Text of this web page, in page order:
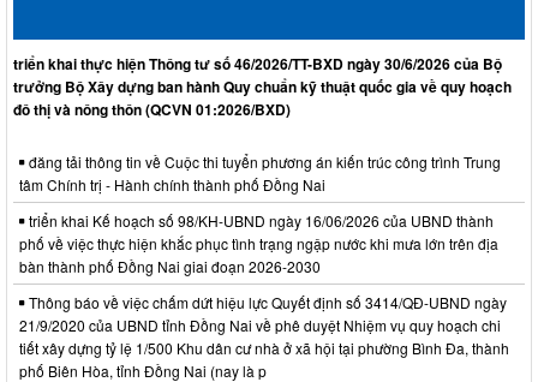
triển khai thực hiện Thông tư số 46/2026/TT-BXD ngày 30/6/2026 của Bộ
trưởng Bộ Xây dựng ban hành Quy chuẩn kỹ thuật quốc gia về quy hoạch
đô thị và nông thôn (QCVN 01:2026/BXD)
đăng tải thông tin về Cuộc thi tuyển phương án kiến trúc công trình Trung
tâm Chính trị - Hành chính thành phố Đồng Nai
triển khai Kế hoạch số 98/KH-UBND ngày 16/06/2026 của UBND thành
phố về việc thực hiện khắc phục tình trạng ngập nước khi mưa lớn trên địa
bàn thành phố Đồng Nai giai đoạn 2026-2030
Thông báo về việc chấm dứt hiệu lực Quyết định số 3414/QĐ-UBND ngày
21/9/2020 của UBND tỉnh Đồng Nai về phê duyệt Nhiệm vụ quy hoạch chi
tiết xây dựng tỷ lệ 1/500 Khu dân cư nhà ở xã hội tại phường Bình Đa, thành
phố Biên Hòa, tỉnh Đồng Nai (nay là p